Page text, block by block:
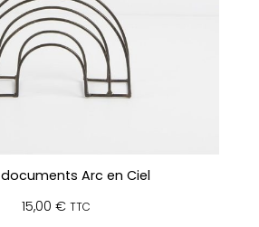
Arc en Ciel
15,00 € TTC